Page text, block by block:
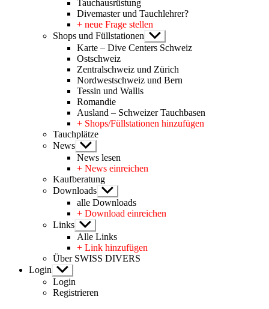
Tauchausrüstung
Divemaster und Tauchlehrer?
+ neue Frage stellen
Shops und Füllstationen Untermenü
anzeigen
Karte – Dive Centers Schweiz
Ostschweiz
Zentralschweiz und Zürich
Nordwestschweiz und Bern
Tessin und Wallis
Romandie
Ausland – Schweizer Tauchbasen
+ Shops/Füllstationen hinzufügen
Tauchplätze
News Untermenü
anzeigen
News lesen
+ News einreichen
Kaufberatung
Downloads Untermenü
anzeigen
alle Downloads
+ Download einreichen
Links Untermenü
anzeigen
Alle Links
+ Link hinzufügen
Über SWISS DIVERS
Login Untermenü
anzeigen
Login
Registrieren